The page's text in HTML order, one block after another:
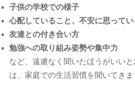
子供の学校での様子
心配していること、不安に思ってい
友達との付き合い方
勉強への取り組み姿勢や集中力
など、遠慮なく聞いたほうがいい
は、家庭での生活習慣を聞いてきま